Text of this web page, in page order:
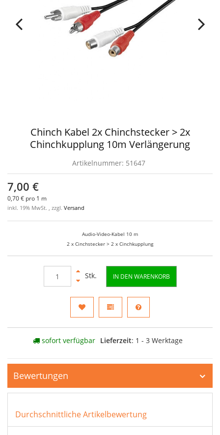
Chinch Kabel 2x Chinchstecker > 2x
Chinchkupplung 10m Verlängerung
Artikelnummer: 51647
7,00 €
0,70 € pro 1 m
inkl. 19% MwSt. , zzgl. Versand
Audio-Video-Kabel 10 m
2 x Cinchstecker > 2 x Cinchkupplung
Stk. IN DEN WARENKORB
sofort verfügbar Lieferzeit: 1 - 3 Werktage
Bewertungen
Durchschnittliche Artikelbewertung